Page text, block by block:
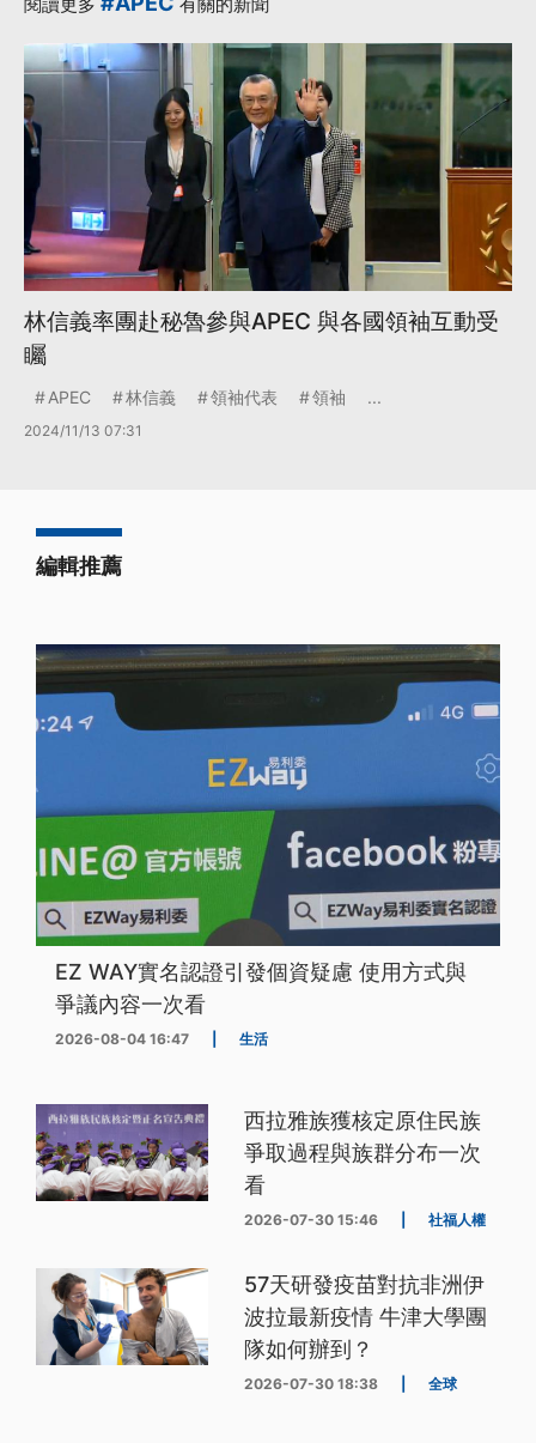
林信義率團赴秘魯參與APEC 與各國領袖互動受
矚
APEC 林信義 領袖代表 領袖 ...
2024/11/13 07:31
編輯推薦
EZ WAY實名認證引發個資疑慮 使用方式與
爭議內容一次看
2026-08-04 16:47 生活
西拉雅族獲核定原住民族
爭取過程與族群分布一次
看
2026-07-30 15:46 社福人權
57天研發疫苗對抗非洲伊
波拉最新疫情 牛津大學團
隊如何辦到？
2026-07-30 18:38 全球